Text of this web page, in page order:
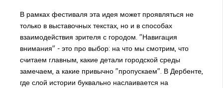
В рамках фестиваля эта идея может проявляться не
только в выставочных текстах, но и в способах
взаимодействия зрителя с городом. "Навигация
внимания" - это про выбор: на что мы смотрим, что
считаем главным, какие детали городской среды
замечаем, а какие привычно "пропускаем". В Дербенте,
где слой истории буквально наслаивается на